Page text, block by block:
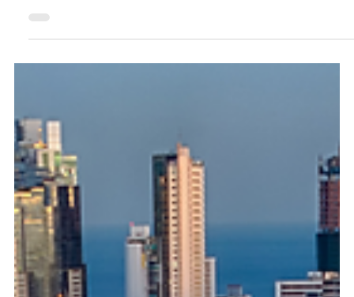
22 jun
¿Cómo Establecer su Empresa en la
La economía oceánica sostenible es la próxima gran frontera
de crecimiento, y Panamá es su plataforma ideal de clase
mundial. Para fundadores extranjeros, descifrar las
normativas marítimas y el cumplimiento ambiental puede
generar costosos retrasos. Descubra nuestro plan legal de 3
pasos para blindar sus activos, asegurar sus permisos y
acelerar su éxito operativo desde el corazón del comercio
mundial.